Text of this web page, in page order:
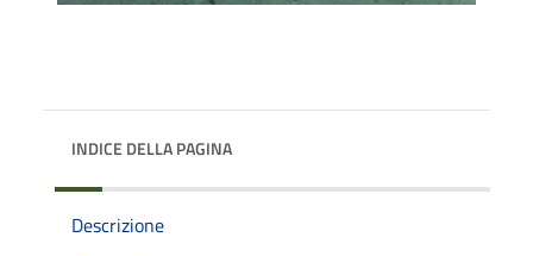
INDICE DELLA PAGINA
Descrizione